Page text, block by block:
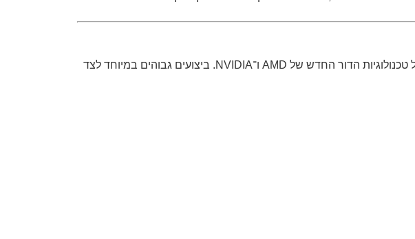
המחשב מתאים לגיימרים, סטרימרים ויוצרי תוכן המעוניינים במערכת חזקה ועדכנית המבוססת על טכנולוגיות הדור החדש של AMD ו־NVIDIA. ביצועים גבוהים במיוחד לצד